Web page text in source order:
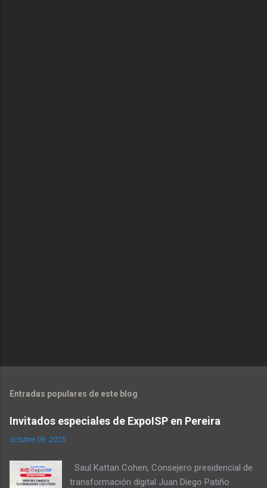
Entradas populares de este blog
Invitados especiales de ExpoISP en Pereira
octubre 09, 2025
Saul Kattan Cohen, Consejero presidencial de
transformación digital Juan Diego Patiño